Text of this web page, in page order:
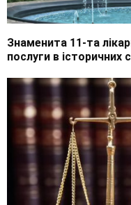
Знаменита 11-та
послуги в історичних